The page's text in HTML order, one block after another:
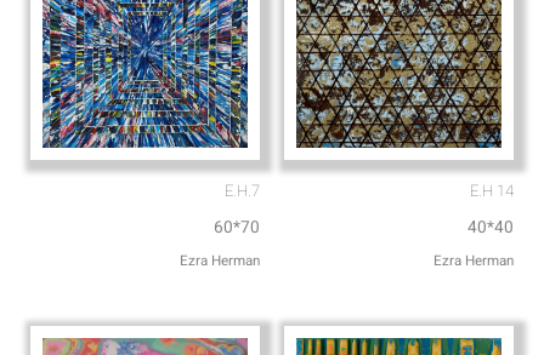
E.H 14
40*40
Ezra Herman
E.H.7
70*60
Ezra Herman